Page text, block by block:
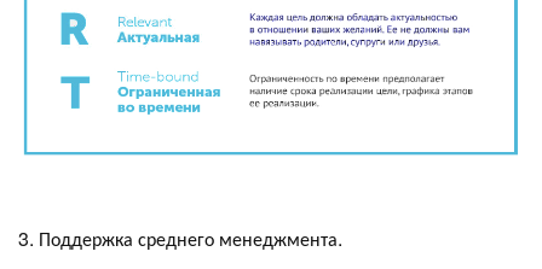
3. Поддержка среднего менеджмента.